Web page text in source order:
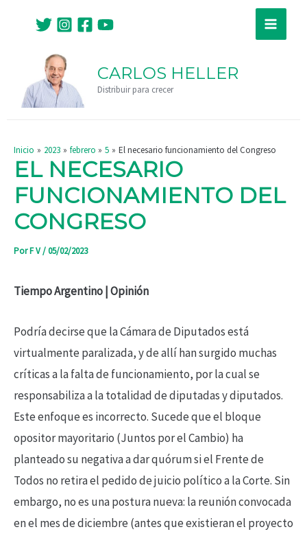
contenido
Main
CARLOS HELLER
Distribuir para crecer
Inicio 2023 febrero 5 El necesario funcionamiento del Congreso
EL NECESARIO
FUNCIONAMIENTO DEL
CONGRESO
PorF V/05/02/2023
Tiempo Argentino | Opinión
Podría decirse que la Cámara de Diputados está
virtualmente paralizada, y de allí han surgido muchas
críticas a la falta de funcionamiento, por la cual se
responsabiliza a la totalidad de diputadas y diputados.
Este enfoque es incorrecto. Sucede que el bloque
opositor mayoritario (Juntos por el Cambio) ha
planteado su negativa a dar quórum si el Frente de
Todos no retira el pedido de juicio político a la Corte. Sin
embargo, no es una postura nueva: la reunión convocada
en el mes de diciembre (antes que existieran el proyecto
entradas